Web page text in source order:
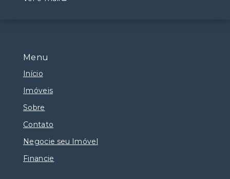
Menu
Início
Imóveis
Sobre
Contato
Negocie seu Imóvel
Financie